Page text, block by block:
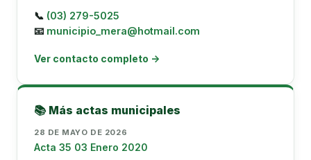
📞 (03) 279-5025
📧 municipio_mera@hotmail.com
Ver contacto completo →
📚 Más actas municipales
28 DE MAYO DE 2026
Acta 35 03 Enero 2020